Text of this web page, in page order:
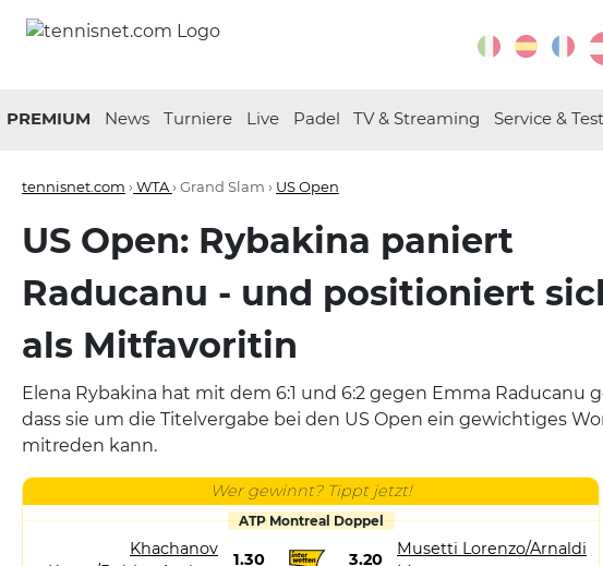
PREMIUM News Turniere Live Padel TV & Streaming Service &
tennisnet.com › WTA› Grand Slam › US Open
US Open: Rybakina paniert
Raducanu - und positioniert
als Mitfavoritin
Elena Rybakina hat mit dem 6:1 und 6:2 gegen Emma Raducanu
dass sie um die Titelvergabe bei den US Open ein gewichtiges
mitreden kann.
Wer gewinnt? Tippt jetzt!
ATP Montreal Doppel
Khachanov
1.30 3.20
Musetti Lorenzo/Arnaldi